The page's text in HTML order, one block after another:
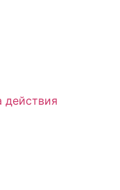
действия